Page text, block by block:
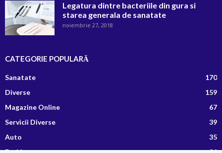
Legatura dintre bacteriile din gura si
starea generala de sanatate
noiembrie 27, 2018
CATEGORIE POPULARĂ
Sanatate
170
Diverse
159
Magazine Online
67
Servicii Diverse
39
Auto
35